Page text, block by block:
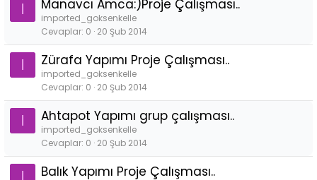
I Manavcı Amca:)Proje Çalışması..
imported_goksenkelle
Cevaplar 0 20 Şub 2014
I Zürafa Yapımı Proje Çalışması..
imported_goksenkelle
Cevaplar 0 20 Şub 2014
I Ahtapot Yapımı grup çalışması..
imported_goksenkelle
Cevaplar 0 20 Şub 2014
I Balık Yapımı Proje Çalışması..